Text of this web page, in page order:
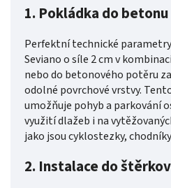
1. Pokládka do
Perfektní technické
Seviano o síle 2 cm v
nebo do betonového potěru
odolné povrchové vrstvy.
umožňuje pohyb a parkování
využití dlažeb i na
jako jsou cyklostezky,
2. Instalace do